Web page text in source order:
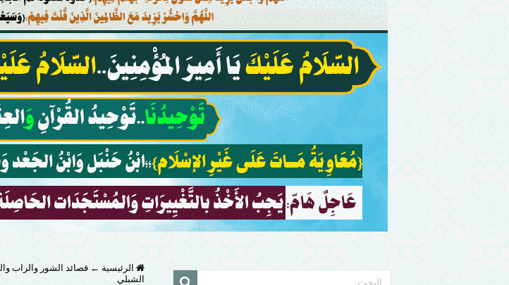
الرئيسية ← قصائد الشور والراب
الشبلي